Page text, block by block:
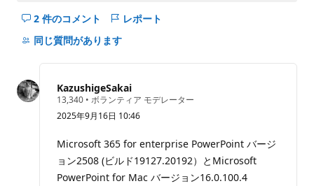
2 件のコメント
こ
の
コ
メ
ン
を
非
表
レポート
同じ質問があります
KazushigeSakai
13,340 評
価
の
イ
ン
ト
• ボランティア モデレーター
2025年9月16日 10:46
Microsoft 365 for enterprise PowerPoint バージ
ョン2508 (ビルド19127.20192）とMicrosoft
PowerPoint for Mac バージョン16.0.100.4